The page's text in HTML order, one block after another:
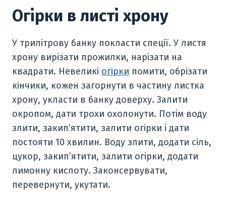
Огірки в листі хрону
У трилітрову банку покласти спеції. У листя
хрону вирізати прожилки, нарізати на
квадрати. Невеликі огірки помити, обрізати
кінчики, кожен загорнути в частину листка
хрону, укласти в банку доверху. Залити
окропом, дати трохи охолонути. Потім воду
злити, закип’ятити, залити огірки і дати
постояти 10 хвилин. Воду злити, додати сіль,
цукор, закип’ятити, залити огірки, додати
лимонну кислоту. Законсервувати,
перевернути, укутати.